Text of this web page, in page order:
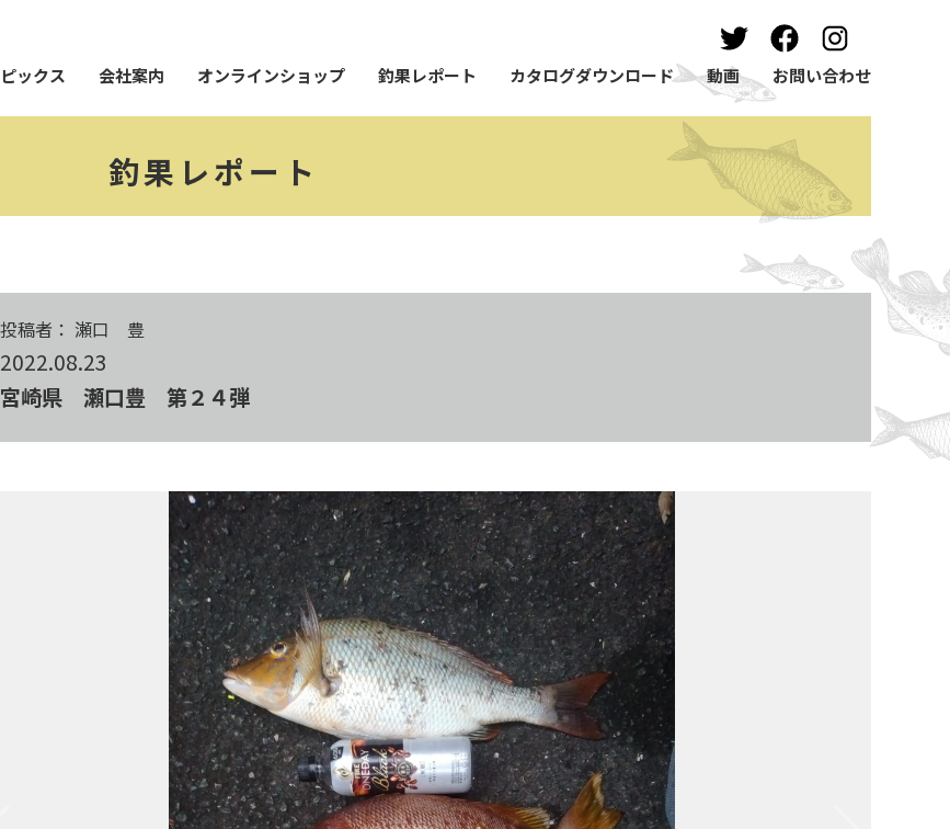
ックス 会社案内 オンラインショップ 釣果レポート カタログダウンロード 動画 お問い合わせ
釣果レポート
投稿者： 瀬口 豊
2022.08.23
宮崎県 瀬口豊 第２４弾